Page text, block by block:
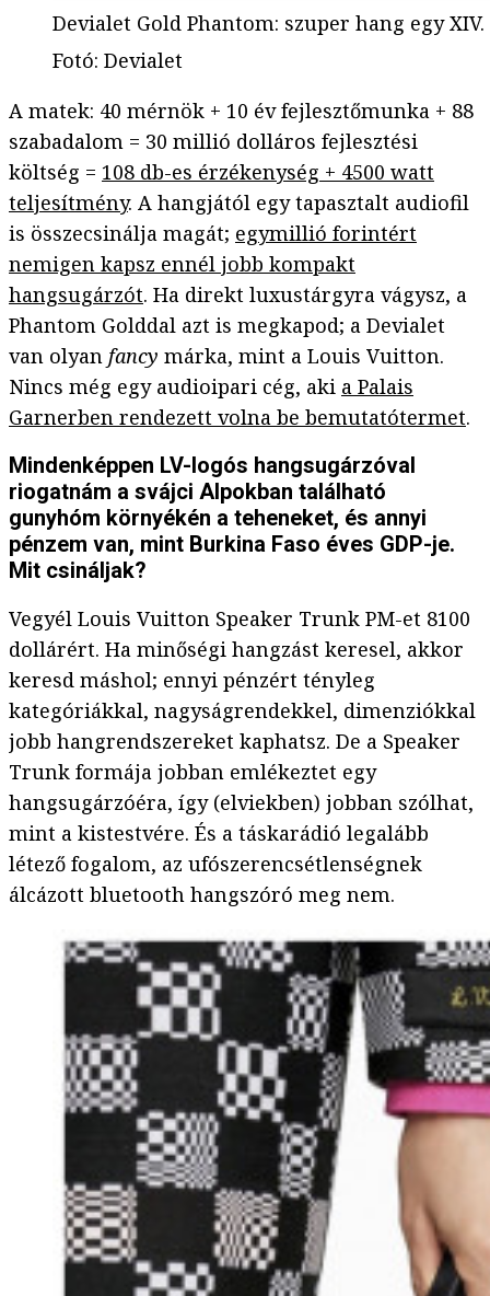
Devialet Gold Phantom: szuper hang egy
Fotó: Devialet
A matek: 40 mérnök + 10 év fejlesztőmunka + 88
szabadalom = 30 millió dolláros fejlesztési
költség = 108 db-es érzékenység + 4500 watt
teljesítmény. A hangjától egy tapasztalt audiofil
is összecsinálja magát; egymillió forintért
nemigen kapsz ennél jobb kompakt
hangsugárzót. Ha direkt luxustárgyra vágysz, a
Phantom Golddal azt is megkapod; a Devialet
van olyan fancy márka, mint a Louis Vuitton.
Nincs még egy audioipari cég, aki a Palais
Garnerben rendezett volna be bemutatótermet.
Mindenképpen LV-logós hangsugárzóval
riogatnám a svájci Alpokban található
gunyhóm környékén a teheneket, és annyi
pénzem van, mint Burkina Faso éves GDP-je.
Mit csináljak?
Vegyél Louis Vuitton Speaker Trunk PM-et 8100
dollárért. Ha minőségi hangzást keresel, akkor
keresd máshol; ennyi pénzért tényleg
kategóriákkal, nagyságrendekkel, dimenziókkal
jobb hangrendszereket kaphatsz. De a Speaker
Trunk formája jobban emlékeztet egy
hangsugárzóéra, így (elviekben) jobban szólhat,
mint a kistestvére. És a táskarádió legalább
létező fogalom, az ufószerencsétlenségnek
álcázott bluetooth hangszóró meg nem.